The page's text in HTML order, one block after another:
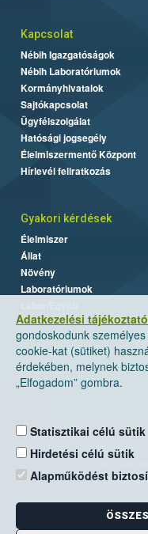
Adatkezelési
gondoskodunk
cookie-kat (sütiket)
érdekében, melynek
„Elfogadom” gombra.
Statisztikai célú sütik
Hirdetési célú sütik
Alapműködést
Kapcsolat
Nébih Igazgatóságok
Nébih Laboratóriumok
Kormányhivatalok
Sajtókapcsolat
Ügyfélszolgálat
Hatósági jogsegély
Élelmiszermentő Központ
Hírlevél feliratkozás
Gyakori kérdések
Élelmiszer
Állat
Növény
Laboratóriumok
Nemzeti
Levelezési
E-mail: